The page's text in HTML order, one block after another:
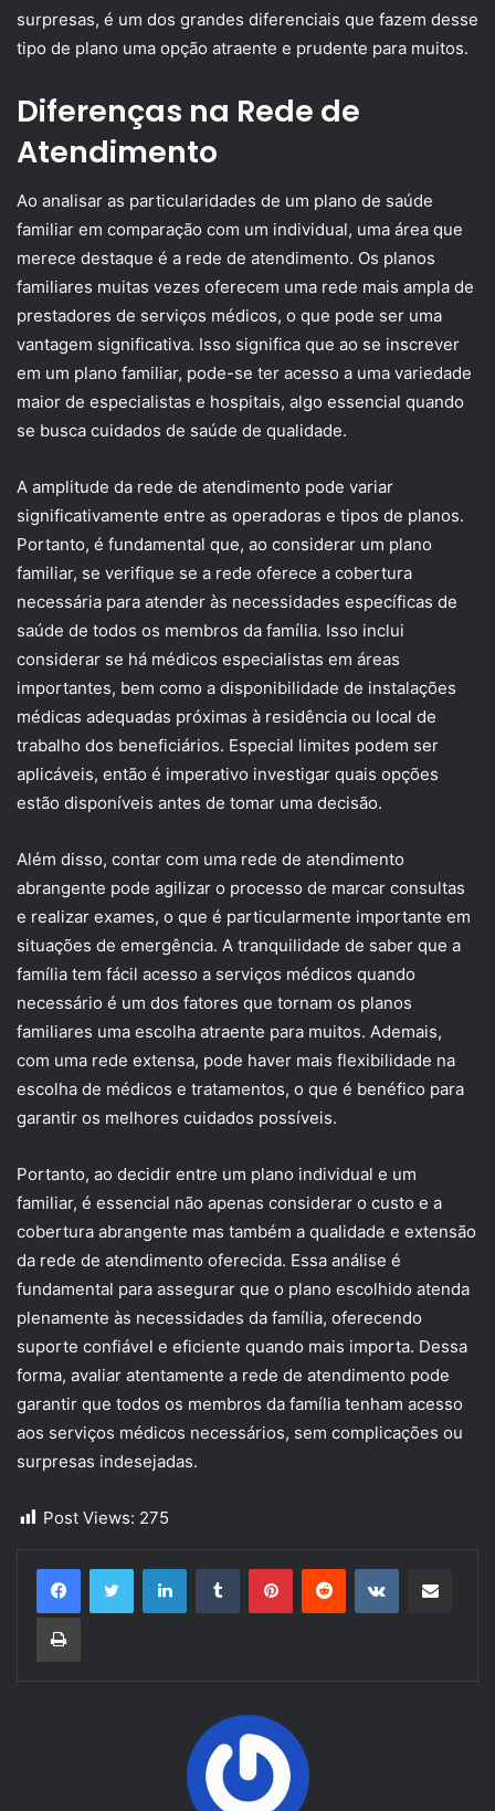
surpresas, é um dos grandes diferenciais que fazem desse
tipo de plano uma opção atraente e prudente para muitos.
Diferenças na Rede de
Atendimento
Ao analisar as particularidades de um plano de saúde
familiar em comparação com um individual, uma área que
merece destaque é a rede de atendimento. Os planos
familiares muitas vezes oferecem uma rede mais ampla de
prestadores de serviços médicos, o que pode ser uma
vantagem significativa. Isso significa que ao se inscrever
em um plano familiar, pode-se ter acesso a uma variedade
maior de especialistas e hospitais, algo essencial quando
se busca cuidados de saúde de qualidade.
A amplitude da rede de atendimento pode variar
significativamente entre as operadoras e tipos de planos.
Portanto, é fundamental que, ao considerar um plano
familiar, se verifique se a rede oferece a cobertura
necessária para atender às necessidades específicas de
saúde de todos os membros da família. Isso inclui
considerar se há médicos especialistas em áreas
importantes, bem como a disponibilidade de instalações
médicas adequadas próximas à residência ou local de
trabalho dos beneficiários. Especial limites podem ser
aplicáveis, então é imperativo investigar quais opções
estão disponíveis antes de tomar uma decisão.
Além disso, contar com uma rede de atendimento
abrangente pode agilizar o processo de marcar consultas
e realizar exames, o que é particularmente importante em
situações de emergência. A tranquilidade de saber que a
família tem fácil acesso a serviços médicos quando
necessário é um dos fatores que tornam os planos
familiares uma escolha atraente para muitos. Ademais,
com uma rede extensa, pode haver mais flexibilidade na
escolha de médicos e tratamentos, o que é benéfico para
garantir os melhores cuidados possíveis.
Portanto, ao decidir entre um plano individual e um
familiar, é essencial não apenas considerar o custo e a
cobertura abrangente mas também a qualidade e extensão
da rede de atendimento oferecida. Essa análise é
fundamental para assegurar que o plano escolhido atenda
plenamente às necessidades da família, oferecendo
suporte confiável e eficiente quando mais importa. Dessa
forma, avaliar atentamente a rede de atendimento pode
garantir que todos os membros da família tenham acesso
aos serviços médicos necessários, sem complicações ou
surpresas indesejadas.
Post Views: 275
LinkedinTumblr PinterestReddit VK
Imprimir